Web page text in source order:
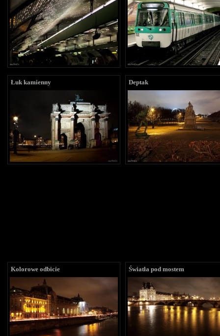
Łuk kamienny Deptak
Kolorowe odbicie Światła pod mostem